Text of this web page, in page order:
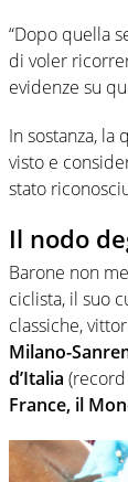
“Dopo quella
di voler
evidenze su
In sostanza,
visto e
stato
Il nodo
Barone non
ciclista, il suo
classiche,
Milano-
d’Italia
France, il